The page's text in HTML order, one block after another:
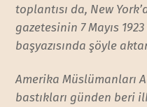
toplantısı da, New
gazetesinin 7 Mayıs
başyazısında şöyle
Amerika Müslümanları
bastıkları günden beri